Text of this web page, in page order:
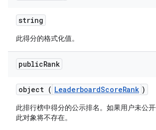
string
此得分的格式化值。
publicRank
object ( LeaderboardScoreRank )
此排行榜中得分的公示排名。如果用户未公
此对象将不存在。